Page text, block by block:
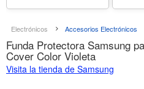
Color Black
Electrónicos Accesorios Electrónicos
Funda Protectora Samsung
Cover Color Violeta
Visita la tienda de Samsung